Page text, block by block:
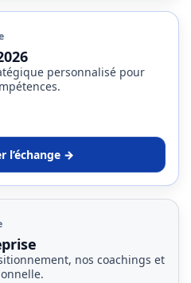
personnalisé pour
l’échange →
nos coachings et